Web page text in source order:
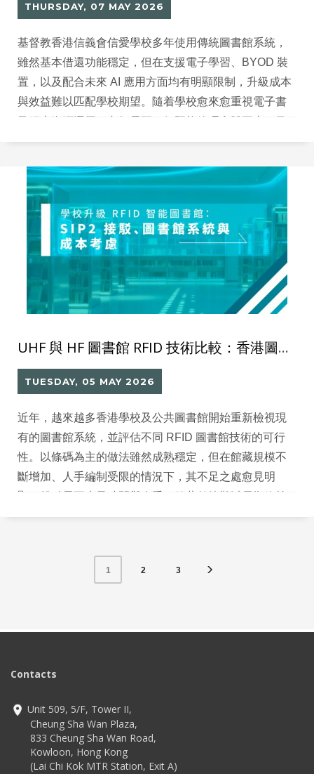
THURSDAY, 07 MAY 2026
基督教香港信義會信愛學校多年使用傳統圖書館系統，
雖然基本借還功能穩定，但在支援電子學習、BYOD 裝
置，以及配合未來 AI 應用方面均有明顯限制，升級成本
與效益難以匹配學校期望。隨着學校愈來愈重視電子書
可以分析閱讀數據、支援 AI 推薦的智能平台，舊系統已
UHF 與 HF 圖書館 RFID 技術比較：香港圖書館應如何選擇？
TUESDAY, 05 MAY 2026
近年，越來越多香港學校及公共圖書館開始重新檢視現
有的圖書館系統，並評估不同 RFID 圖書館技術的可行
性。以條碼為主的做法雖然成熟穩定，但在館藏規模不
斷增加、人手編制受限的情況下，其不足之處愈見明
一致，自助服務和「智慧圖書館」相關應用亦難以落
1 2 3
Contacts
Unit 509, 5/F, Tower II,
Cheung Sha Wan Plaza,
833 Cheung Sha Wan Road,
Kowloon, Hong Kong
(Lai Chi Kok MTR Station, Exit A)